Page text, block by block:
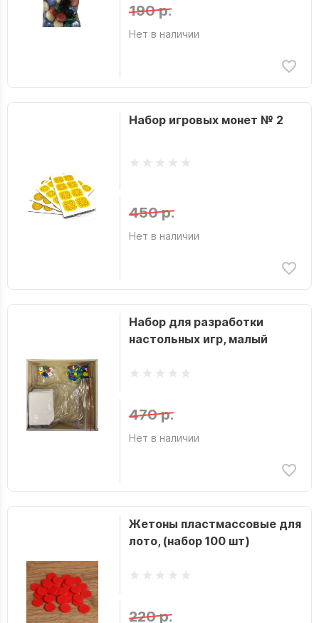
190 р.
Нет в наличии
Набор игровых монет № 2
450 р.
Нет в наличии
Набор для разработки
настольных игр, малый
470 р.
Нет в наличии
Жетоны пластмассовые для
лото, (набор 100 шт)
220 р.